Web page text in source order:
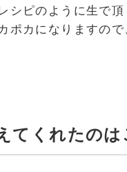
シピのように生で頂
ポカになりますの
てくれたのは